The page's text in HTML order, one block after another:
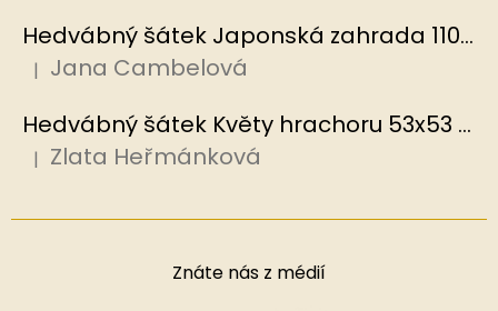
Hedvábný šátek Japonská zahrada 110x110 cm v dárkovém balení, HEDVÁBNÝ SVĚT
Hodnocení produktu je 5 z 5 hvězdiček.
| Jana Cambelová
Hedvábný šátek Květy hrachoru 53x53 cm v dárkovém balení, HEDVÁBNÝ SVĚT
Hodnocení produktu je 5 z 5 hvězdiček.
| Zlata Heřmánková
Znáte nás z médií